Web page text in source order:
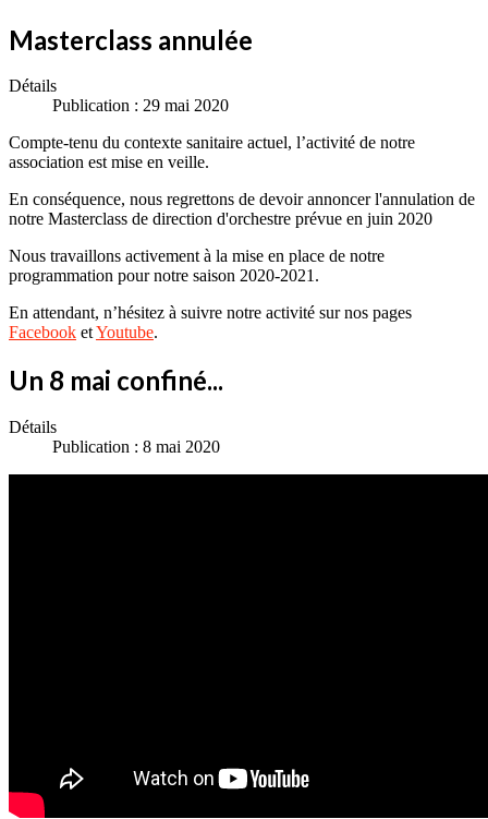
Masterclass annulée
Détails
Publication : 29 mai 2020
Compte-tenu du contexte sanitaire actuel, l’activité de notre
association est mise en veille.
En conséquence, nous regrettons de devoir annoncer l'annulation de
notre Masterclass de direction d'orchestre prévue en juin 2020
Nous travaillons activement à la mise en place de notre
programmation pour notre saison 2020-2021.
En attendant, n’hésitez à suivre notre activité sur nos pages
Facebook etYoutube.
Un 8 mai confiné...
Détails
Publication : 8 mai 2020